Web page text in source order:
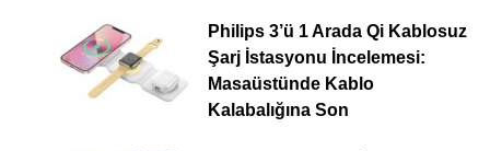
Philips 3’ü 1 Arada Qi Kablosuz
Şarj İstasyonu İncelemesi:
Masaüstünde Kablo
Kalabalığına Son